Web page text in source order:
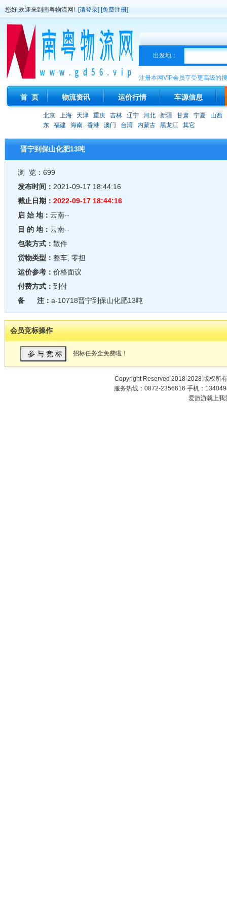
您好,欢迎来到南粤物流网! [请登录] [免费注册]
出发地：
注册本网VIP会员享受更高级的
首 页 物流资讯 运价行情 车源信息
北京 上海 天津 重庆 吉林 辽宁 河北 新疆 甘肃 宁夏
山西
东
福建 海南 香港 澳门 台湾 内蒙古 黑龙江 其它
晋宁到保山化肥13吨
浏 览：699
发布时间： 2021-09-17 18:44:16
截止日期： 2022-09-17 18:44:16
启 始 地： 云南--
目 的 地： 云南--
包装方式： 散件
货物类型： 整车, 零担
运价参考： 价格面议
付费方式： 到付
备 注： a-10718晋宁到保山化肥13吨
会员竞标操作
招标任务全免费啦！
Copyright Reserved 2018-2028 版权所
服务热线：0872-2356616 手机：
爱旅游就上我